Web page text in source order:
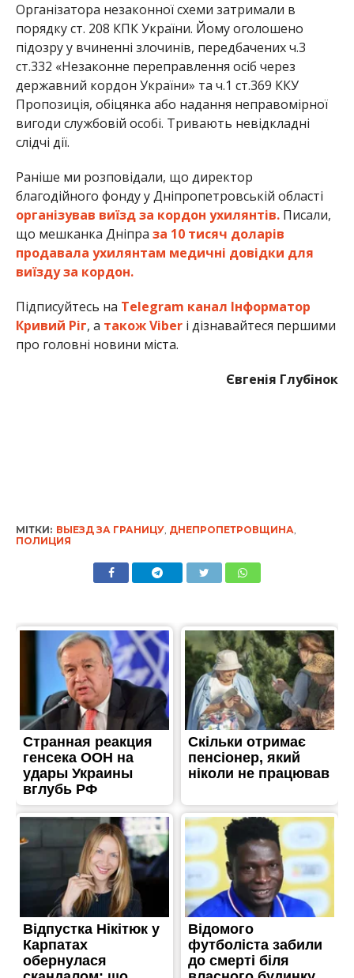
Організатора незаконної схеми затримали в
порядку ст. 208 КПК України. Йому оголошено
підозру у вчиненні злочинів, передбачених ч.3
ст.332 «Незаконне переправлення осіб через
державний кордон України» та ч.1 ст.369 ККУ
Пропозиція, обіцянка або надання неправомірної
вигоди службовій особі. Тривають невідкладні
слідчі дії.
Раніше ми розповідали, що директор
благодійного фонду у Дніпропетровській області
організував виїзд за кордон ухилянтів.Писали,
що мешканка Дніпра за 10 тисяч доларів
продавала ухилянтам медичні довідки для
виїзду за кордон.
Підписуйтесь на Telegram канал Інформатор
Кривий Ріг, а також Viberі дізнавайтеся першими
про головні новини міста.
Євгенія Глубінок
МІТКИ: ВЫЕЗД ЗА ГРАНИЦУ, ДНЕПРОПЕТРОВЩИНА,
ПОЛИЦИЯ